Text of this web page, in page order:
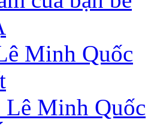
Minh Quốc
Minh Quốc